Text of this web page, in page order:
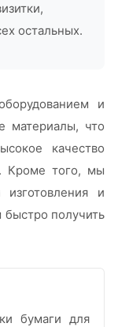
остальных.
и
материалы, что
качество
Кроме того, мы
и
быстро получить
бумаги для